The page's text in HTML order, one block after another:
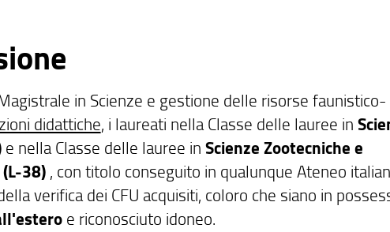
in Scienze e gestione delle risorse faunistico-
didattiche, i laureati nella Classe delle lauree in
e nella Classe delle lauree in Scienze Zootecniche e
38), con titolo conseguito in qualunque Ateneo
verifica dei CFU acquisiti, coloro che siano in
e riconosciuto idoneo.